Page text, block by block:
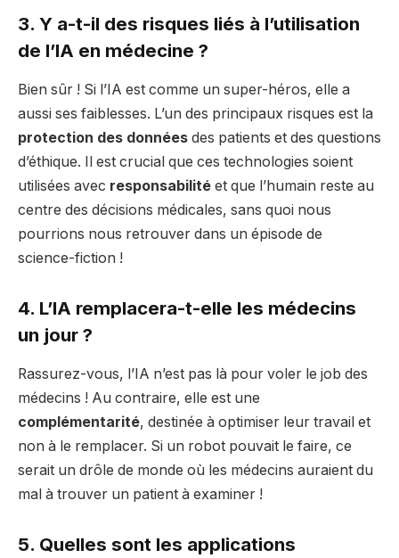
3. Y a-t-il des risques liés à l’utilisation
de l’IA en médecine ?
Bien sûr ! Si l’IA est comme un super-héros, elle a
aussi ses faiblesses. L’un des principaux risques est la
protection des données des patients et des questions
d’éthique. Il est crucial que ces technologies soient
utilisées avec responsabilité et que l’humain reste au
centre des décisions médicales, sans quoi nous
pourrions nous retrouver dans un épisode de
science-fiction !
4. L’IA remplacera-t-elle les médecins
un jour ?
Rassurez-vous, l’IA n’est pas là pour voler le job des
médecins ! Au contraire, elle est une
complémentarité, destinée à optimiser leur travail et
non à le remplacer. Si un robot pouvait le faire, ce
serait un drôle de monde où les médecins auraient du
mal à trouver un patient à examiner !
5. Quelles sont les applications